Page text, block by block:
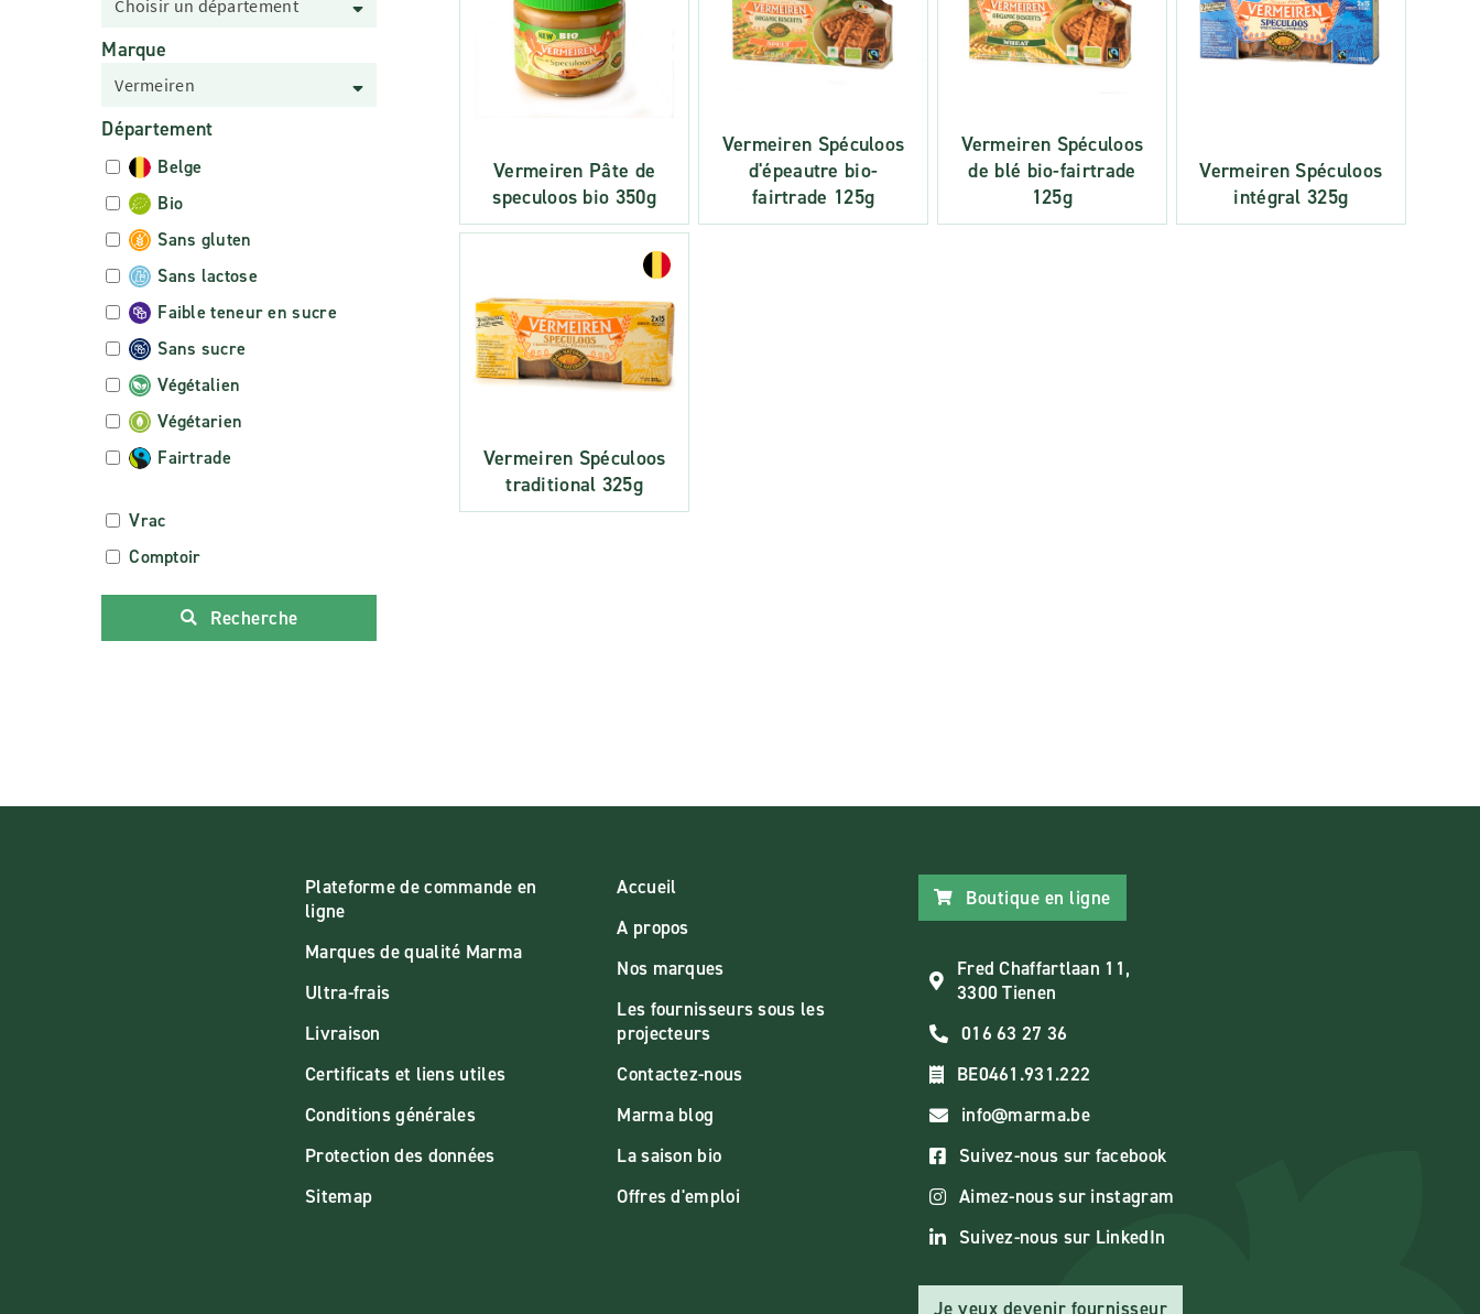
Choisir un département
Marque
Vermeiren
Département
Belge
Bio
Sans gluten
Sans lactose
Faible teneur en sucre
Sans sucre
Végétalien
Végétarien
Fairtrade
Vrac
Comptoir
Recherche
Vermeiren Pâte de
speculoos bio 350g
Vermeiren Spéculoos
d'épeautre bio-
fairtrade 125g
Vermeiren Spéculoos
de blé bio-fairtrade
125g
Vermeiren Spéculoos
intégral 325g
Vermeiren Spéculoos
traditional 325g
Plateforme de commande en
ligne
Marques de qualité Marma
Ultra-frais
Livraison
Certificats et liens utiles
Conditions générales
Protection des données
Sitemap
Accueil
A propos
Nos marques
Les fournisseurs sous les
projecteurs
Contactez-nous
Marma blog
La saison bio
Offres d'emploi
Boutique en ligne
Fred Chaffartlaan 11,
3300 Tienen
016 63 27 36
BE0461.931.222
info@marma.be
Suivez-nous sur facebook
Aimez-nous sur instagram
Suivez-nous sur LinkedIn
Je veux devenir fournisseur